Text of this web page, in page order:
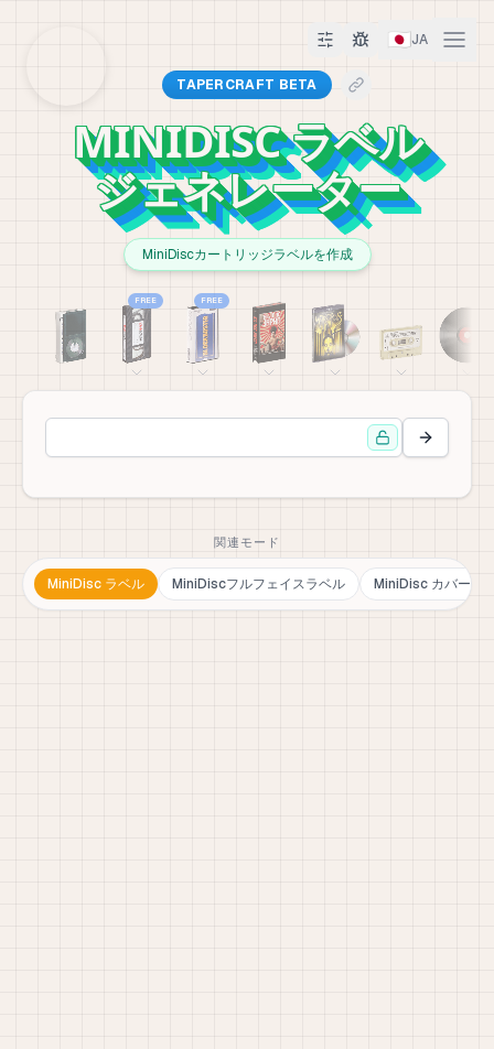
🇯🇵JA
TAPERCRAFT BETA
MINIDISC ラベル
ジェネレーター
MiniDiscカートリッジラベルを作成
FREE FREE
関連モード
MiniDisc ラベル MiniDiscフルフェイスラベル MiniDisc カバー